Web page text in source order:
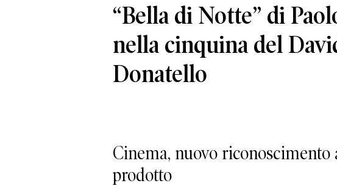
“Bella di Notte” di
nella cinquina del
Donatello
Cinema, nuovo riconoscimento
prodotto